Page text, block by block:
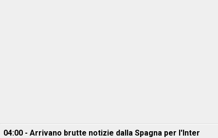
04:00 - Arrivano brutte notizie dalla Spagna per l'Inter